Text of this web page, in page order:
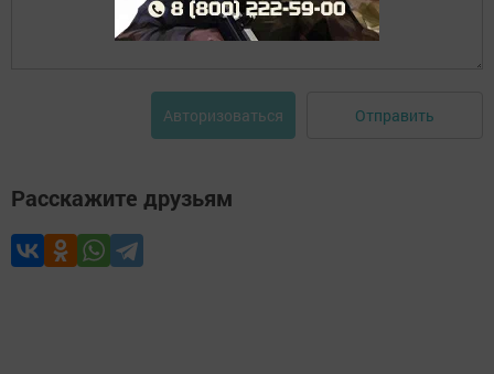
Авторизоваться Отправить
Расскажите друзьям